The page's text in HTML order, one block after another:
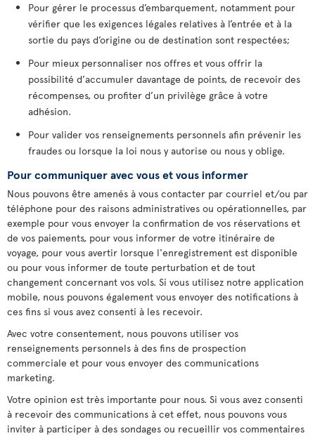
Pour gérer le processus d’embarquement, notamment pour
vérifier que les exigences légales relatives à l’entrée et à la
sortie du pays d’origine ou de destination sont respectées;
Pour mieux personnaliser nos offres et vous offrir la
possibilité d’accumuler davantage de points, de recevoir des
récompenses, ou profiter d’un privilège grâce à votre
adhésion.
Pour valider vos renseignements personnels afin prévenir les
fraudes ou lorsque la loi nous y autorise ou nous y oblige.
Pour communiquer avec vous et vous informer
Nous pouvons être amenés à vous contacter par courriel et/ou par
téléphone pour des raisons administratives ou opérationnelles, par
exemple pour vous envoyer la confirmation de vos réservations et
de vos paiements, pour vous informer de votre itinéraire de
voyage, pour vous avertir lorsque l'enregistrement est disponible
ou pour vous informer de toute perturbation et de tout
changement concernant vos vols. Si vous utilisez notre application
mobile, nous pouvons également vous envoyer des notifications à
ces fins si vous avez consenti à les recevoir.
Avec votre consentement, nous pouvons utiliser vos
renseignements personnels à des fins de prospection
commerciale et pour vous envoyer des communications
marketing.
Votre opinion est très importante pour nous. Si vous avez consenti
à recevoir des communications à cet effet, nous pouvons vous
inviter à participer à des sondages ou recueillir vos commentaires